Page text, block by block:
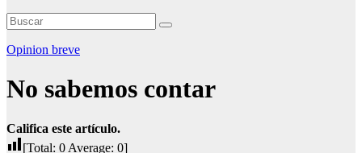
Opinion breve
No sabemos contar
Califica este artículo.
[Total: 0 Average: 0]